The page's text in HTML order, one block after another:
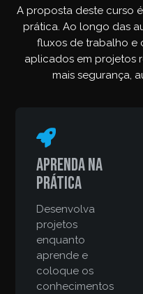
A proposta deste curso
prática. Ao longo das
fluxos de trabalho e
aplicados em projetos
mais segurança,
Aprenda na
prática
Desenvolva
projetos
enquanto
aprende e
coloque os
conhecimentos